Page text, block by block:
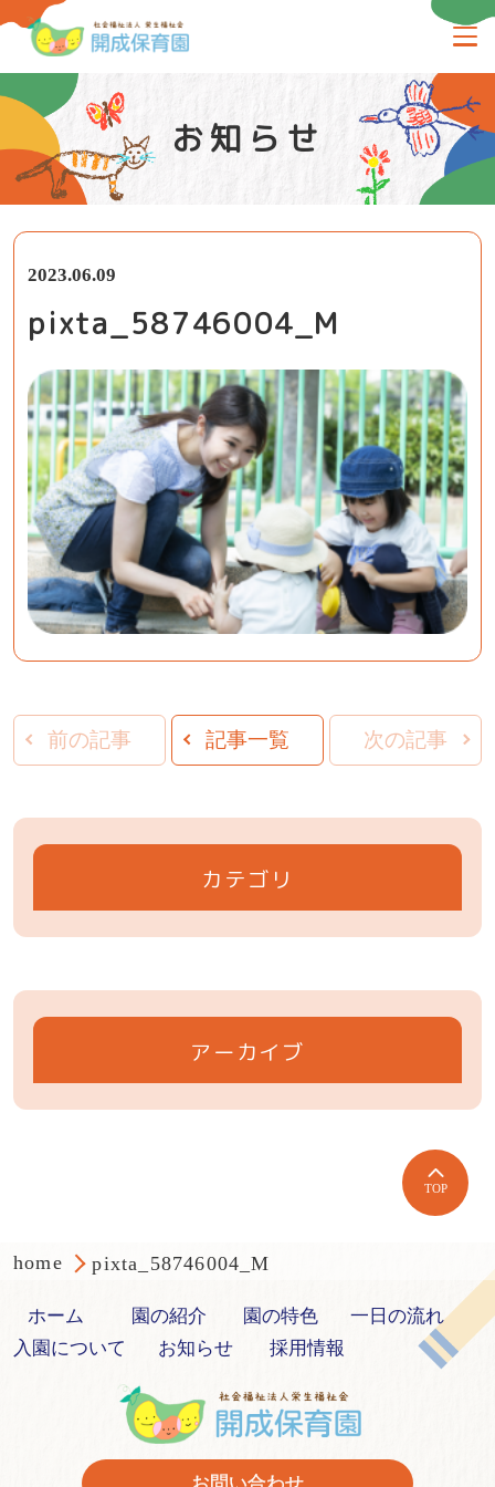
お知らせ
2023.06.09
pixta_58746004_M
前の記事 記事一覧 次の記事
カテゴリ
アーカイブ
TOP
home pixta_58746004_M
ホーム 園の紹介 園の特色
一日の流れ
入園について
お知らせ 採用情報